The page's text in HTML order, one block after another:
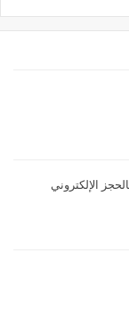
الإلكتروني